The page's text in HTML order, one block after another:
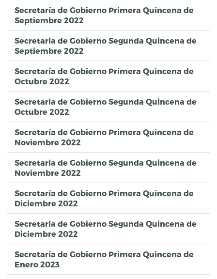
Secretaría de Gobierno Primera Quincena de
Septiembre 2022
Secretaría de Gobierno Segunda Quincena de
Septiembre 2022
Secretaría de Gobierno Primera Quincena de
Octubre 2022
Secretaría de Gobierno Segunda Quincena de
Octubre 2022
Secretaría de Gobierno Primera Quincena de
Noviembre 2022
Secretaría de Gobierno Segunda Quincena de
Noviembre 2022
Secretaría de Gobierno Primera Quincena de
Diciembre 2022
Secretaría de Gobierno Segunda Quincena de
Diciembre 2022
Secretaría de Gobierno Primera Quincena de
Enero 2023